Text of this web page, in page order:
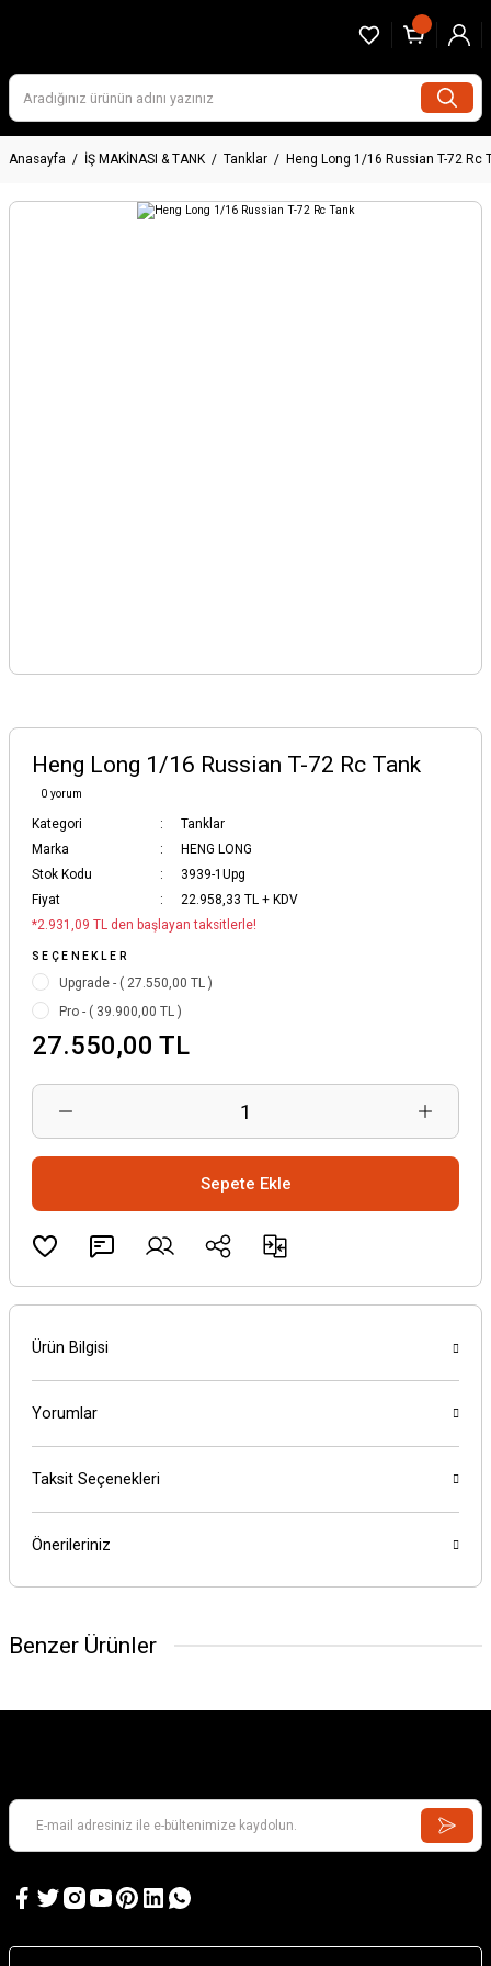
Anasayfa İŞ MAKİNASI & TANK Tanklar Heng Long 1/16 Russian T-72 Rc
Heng Long 1/16 Russian T-72 Rc Tank
0 yorum
Kategori
Tanklar
Marka
HENG LONG
Stok Kodu
3939-1Upg
Fiyat
22.958,33 TL + KDV
*2.931,09 TL den başlayan taksitlerle!
SEÇENEKLER
Upgrade - ( 27.550,00 TL )
Pro - ( 39.900,00 TL )
27.550,00 TL
Sepete Ekle
Ürün Bilgisi
Yorumlar
Taksit Seçenekleri
Önerileriniz
Benzer Ürünler